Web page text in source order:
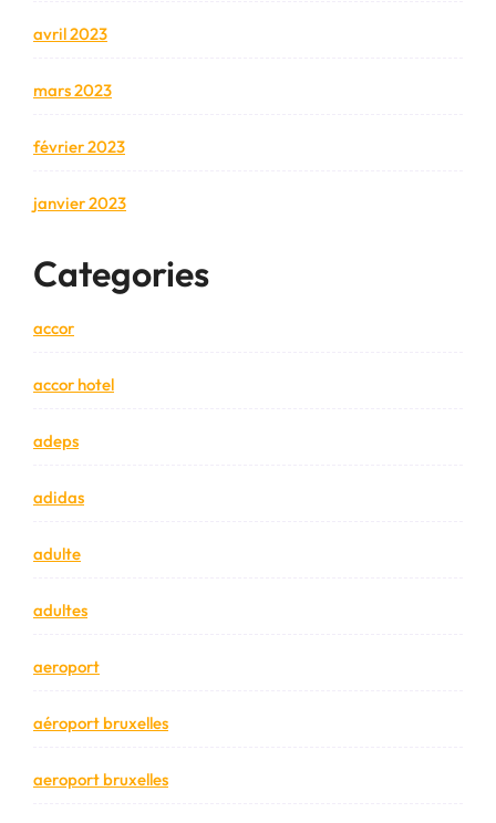
avril 2023
mars 2023
février 2023
janvier 2023
Categories
accor
accor hotel
adeps
adidas
adulte
adultes
aeroport
aéroport bruxelles
aeroport bruxelles